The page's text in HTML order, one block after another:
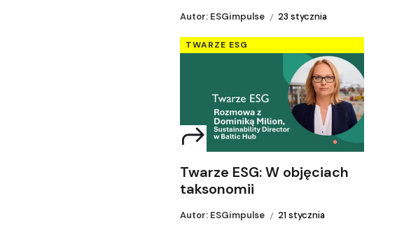
Autor: ESGimpulse 23 stycznia
TWARZE ESG
Twarze ESG: W objęciach
taksonomii
Autor: ESGimpulse 21 stycznia